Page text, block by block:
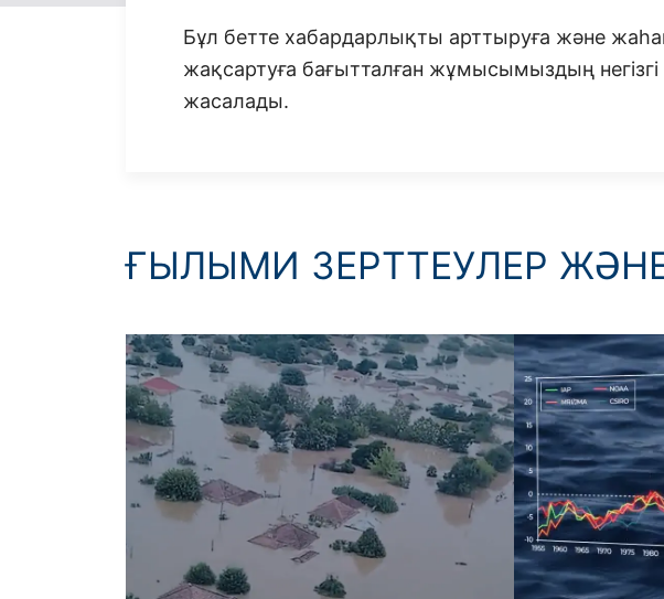
Бұл бетте хабардарлықты арттыруға және
жақсартуға бағытталған жұмысымыздың
жасалады.
ҒЫЛЫМИ ЗЕРТТЕУЛЕР